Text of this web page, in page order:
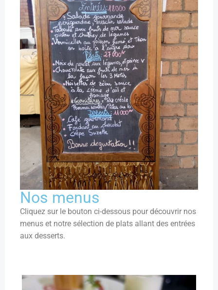
Nos menus
Cliquez sur le bouton ci-dessous pour découvrir nos
menus et notre sélection de plats allant des entrées
aux desserts.